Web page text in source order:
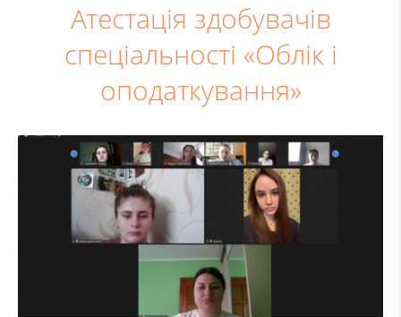
Атестація здобувачів
спеціальності «Облік і
оподаткування»